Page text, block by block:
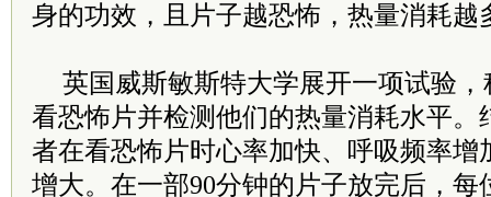
身的功效，且片子越恐怖，热量消耗越
英国威斯敏斯特大学展开一项试验
看恐怖片并检测他们的热量消耗水平。
者在看恐怖片时心率加快、呼吸频率增
增大。在一部90分钟的片子放完后，每